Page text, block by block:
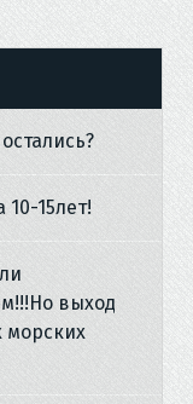
15лет!
выход
морских